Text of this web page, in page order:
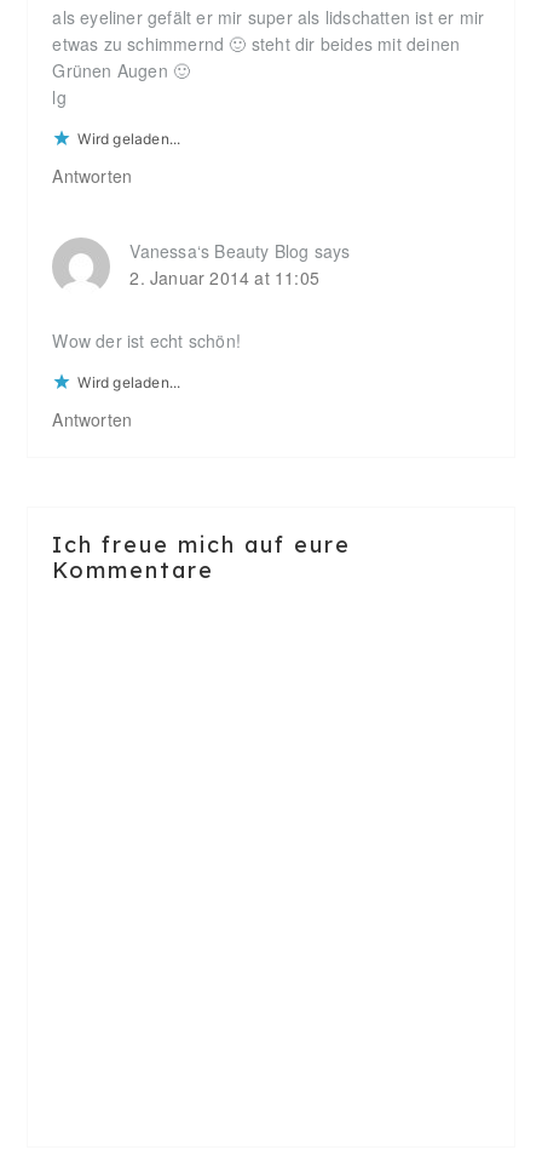
als eyeliner gefält er mir super als lidschatten ist er mir
etwas zu schimmernd 🙂 steht dir beides mit deinen
Grünen Augen 🙂
lg
Wird geladen...
Antworten
Vanessa‘s Beauty Blog says
2. Januar 2014 at 11:05
Wow der ist echt schön!
Wird geladen...
Antworten
Ich freue mich auf eure
Kommentare